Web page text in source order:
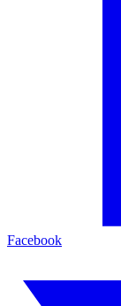
Facebook